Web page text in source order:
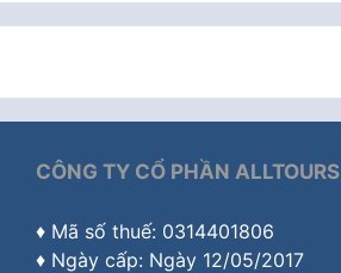
CÔNG TY CỔ PHẦN ALLTOURS
♦ Mã số thuế: 0314401806
♦ Ngày cấp: Ngày 12/05/2017